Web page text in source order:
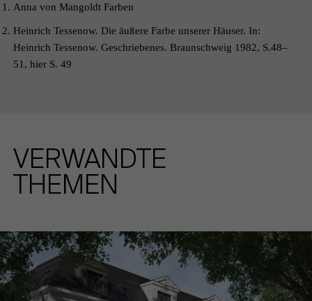
Anna von Mangoldt Farben
Heinrich Tessenow. Die äußere Farbe unserer Häuser. In:
Heinrich Tessenow. Geschriebenes. Braunschweig 1982, S.48–
51, hier S. 49
VERWANDTE
THEMEN